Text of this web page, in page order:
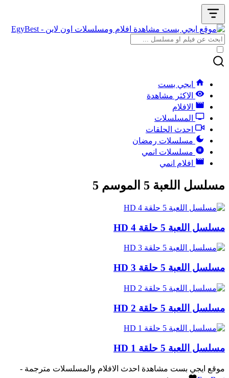
ايجي بست
الاكثر مشاهدة
الافلام
المسلسلات
احدث الحلقات
مسلسلات رمضان
مسلسلات انمي
افلام انمي
مسلسل اللعبة 5 الموسم 5
مسلسل اللعبة 5 حلقة 4 HD
مسلسل اللعبة 5 حلقة 3 HD
مسلسل اللعبة 5 حلقة 2 HD
مسلسل اللعبة 5 حلقة 1 HD
موقع ايجي بست مشاهدة احدث الافلام والمسلسلات مترجمة -